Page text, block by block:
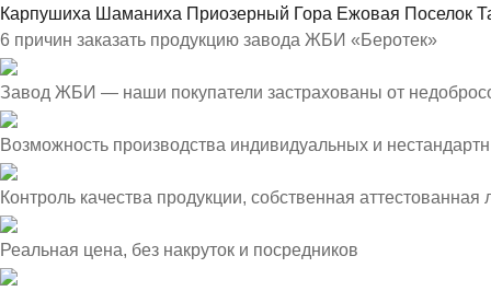
Карпушиха Шаманиха Приозерный Гора Ежовая Поселок
6 причин заказать продукцию завода ЖБИ «Беротек»
Завод ЖБИ — наши покупатели застрахованы от
Возможность производства индивидуальных и
Контроль качества продукции, собственная аттестованная
Реальная цена, без накруток и посредников